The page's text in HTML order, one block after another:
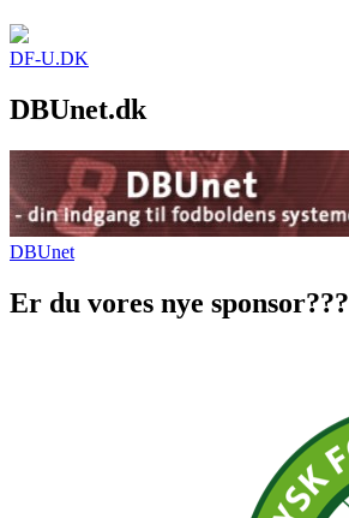
DF-U.DK
DBUnet.dk
DBUnet
Er du vores nye sponsor???